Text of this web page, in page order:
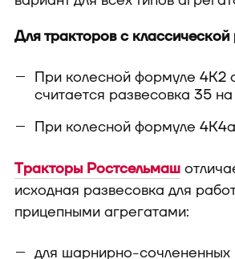
Для тракторов с
При колесной формуле 4К2
считается развесовка 35
При колесной формуле
Тракторы Ростсельмаш
исходная развесовка для
прицепными агрегатами:
для шарнирно-